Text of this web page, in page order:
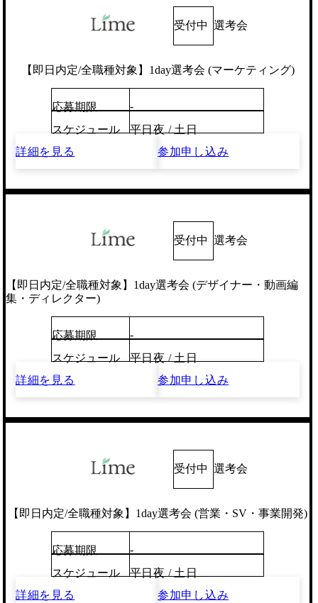
受付中 選考会
【即日内定/全職種対象】1day選考会 (マーケティング)
応募期限
-
スケジュール
平日夜 / 土日
詳細を見る
参加申し込み
受付中 選考会
【即日内定/全職種対象】1day選考会 (デザイナー・動画編
集・ディレクター)
応募期限
-
スケジュール
平日夜 / 土日
詳細を見る
参加申し込み
受付中 選考会
【即日内定/全職種対象】1day選考会 (営業・SV・事業開発)
応募期限
-
スケジュール
平日夜 / 土日
詳細を見る
参加申し込み